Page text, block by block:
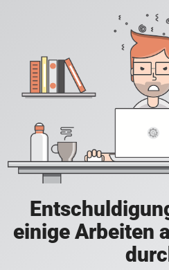
einige Arbeiten